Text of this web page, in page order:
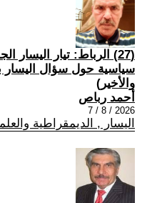
(27) الرباط: تيار اليسار
سياسية حول سؤال اليسار
والأخير)
أحمد رباص
2026 / 8 / 7
اليسار , الديمقراطية